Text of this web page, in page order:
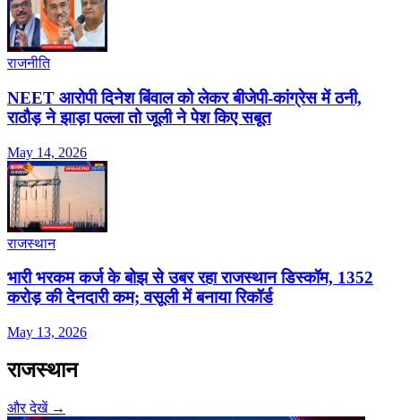
राजनीति
NEET आरोपी दिनेश बिंवाल को लेकर बीजेपी-कांग्रेस में ठनी,
राठौड़ ने झाड़ा पल्ला तो जूली ने पेश किए सबूत
May 14, 2026
राजस्थान
भारी भरकम कर्ज के बोझ से उबर रहा राजस्थान डिस्कॉम, 1352
करोड़ की देनदारी कम; वसूली में बनाया रिकॉर्ड
May 13, 2026
राजस्थान
और देखें →